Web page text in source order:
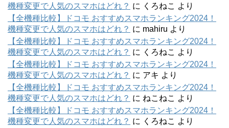
機種変更で人気のスマホはどれ？ に くろねこ より
【全機種比較】ドコモ おすすめスマホランキング2024！
機種変更で人気のスマホはどれ？ に mahiru より
【全機種比較】ドコモ おすすめスマホランキング2024！
機種変更で人気のスマホはどれ？ に くろねこ より
【全機種比較】ドコモ おすすめスマホランキング2024！
機種変更で人気のスマホはどれ？ に アキ より
【全機種比較】ドコモ おすすめスマホランキング2024！
機種変更で人気のスマホはどれ？ に ねこねこ より
【全機種比較】ドコモ おすすめスマホランキング2024！
機種変更で人気のスマホはどれ？ に くろねこ より